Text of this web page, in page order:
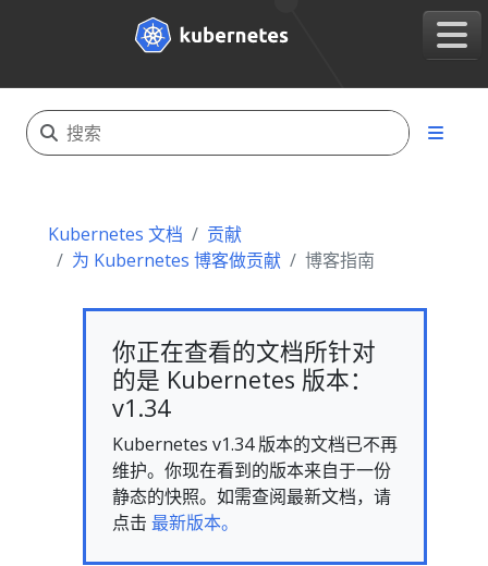
Kubernetes 文档
贡献
为 Kubernetes 博客做贡献
博客指南
你正在查看的文档所针对
的是 Kubernetes 版本：
v1.34
Kubernetes v1.34 版本的文档已不再
维护。你现在看到的版本来自于一份
静态的快照。如需查阅最新文档，请
点击 最新版本。